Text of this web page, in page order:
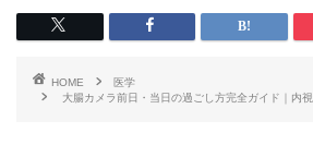
HOME
医学
大腸カメラ前日・当日の過ごし方完全ガイド｜内